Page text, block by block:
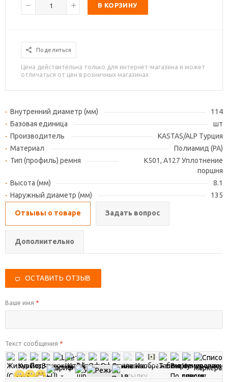
В КОРЗИНУ
Поделиться
Цена действительна только для интернет-магазина и может
отличаться от цен в розничных магазинах
Внутренний диаметр (мм)
114
Базовая единица
шт
Производитель
KASTAS/ALP Турция
Материал
Полиамид (PA)
Тип (профиль) ремня
K501, A127 Уплотнение
поршня
Высота (мм)
8.1
Наружный диаметр (мм)
135
Отзывы о товаре Задать вопрос
Дополнительно
ОСТАВИТЬ ОТЗЫВ
Ваше имя *
Текст сообщения *